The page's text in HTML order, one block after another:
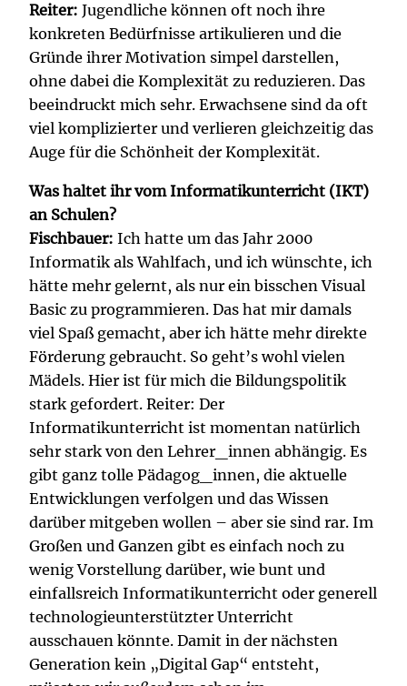
Reiter: Jugendliche können oft noch ihre
konkreten Bedürfnisse artikulieren und die
Gründe ihrer Motivation simpel darstellen,
ohne dabei die Komplexität zu reduzieren. Das
beeindruckt mich sehr. Erwachsene sind da oft
viel komplizierter und verlieren gleichzeitig das
Auge für die Schönheit der Komplexität.
Was haltet ihr vom Informatikunterricht (IKT)
an Schulen?
Fischbauer: Ich hatte um das Jahr 2000
Informatik als Wahlfach, und ich wünschte, ich
hätte mehr gelernt, als nur ein bisschen Visual
Basic zu programmieren. Das hat mir damals
viel Spaß gemacht, aber ich hätte mehr direkte
Förderung gebraucht. So geht’s wohl vielen
Mädels. Hier ist für mich die Bildungspolitik
stark gefordert. Reiter: Der
Informatikunterricht ist momentan natürlich
sehr stark von den Lehrer_innen abhängig. Es
gibt ganz tolle Pädagog_innen, die aktuelle
Entwicklungen verfolgen und das Wissen
darüber mitgeben wollen – aber sie sind rar. Im
Großen und Ganzen gibt es einfach noch zu
wenig Vorstellung darüber, wie bunt und
einfallsreich Informatikunterricht oder generell
technologieunterstützter Unterricht
ausschauen könnte. Damit in der nächsten
Generation kein „Digital Gap“ entsteht,